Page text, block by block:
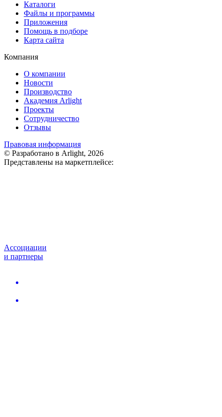
Каталоги
Файлы и программы
Приложения
Помощь в подборе
Карта сайта
Компания
О компании
Новости
Производство
Академия Arlight
Проекты
Сотрудничество
Отзывы
Правовая информация
© Разработано в Arlight, 2026
Представлены на маркетплейсе:
Ассоциации
и партнеры